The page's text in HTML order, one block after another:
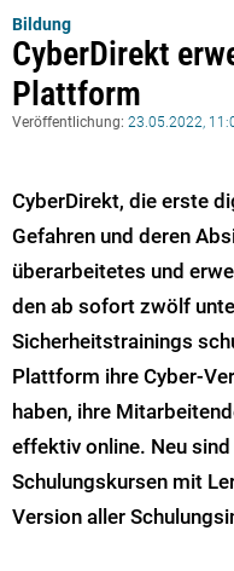
Bildung
CyberDirekt
Plattform
Veröffentlichung: 23.05.2022,
CyberDirekt, die erste
Gefahren und deren
überarbeitetes und
den ab sofort zwölf
Sicherheitstrainings
Plattform ihre Cyber-
haben, ihre
effektiv online. Neu
Schulungskursen mit
Version aller